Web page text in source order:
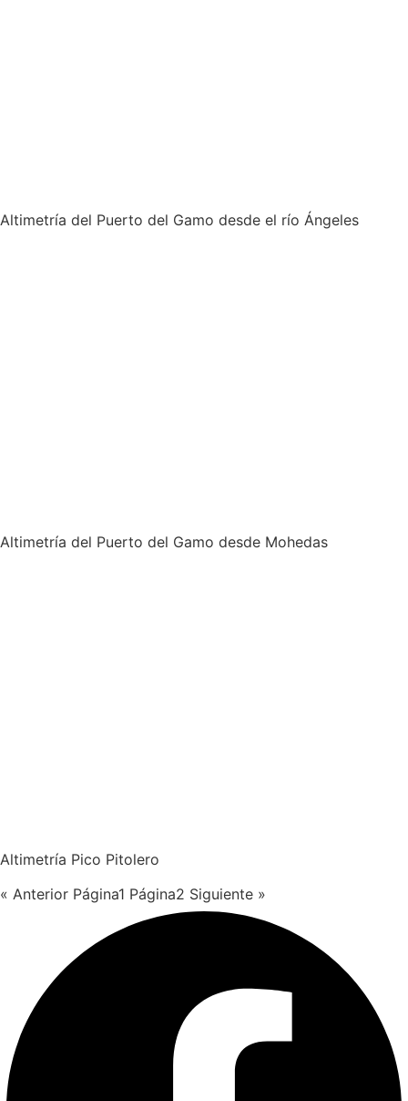
Altimetría del Puerto del Gamo desde el río Ángeles
Altimetría del Puerto del Gamo desde Mohedas
Altimetría Pico Pitolero
« Anterior Página1 Página2 Siguiente »